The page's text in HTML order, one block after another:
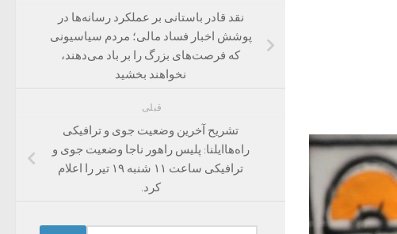
نقد قادر باستانی بر عملکرد رسانه‌ها در
پوشش اخبار فساد مالی؛ مردم سیاسیونی
که فرصت‌های بزرگ را بر باد می‌دهند،
نخواهند بخشید
قبلی
تشریح آخرین وضعیت جوی و ترافیکی
راه‌هاایلنا: پلیس راهور ناجا وضعیت جوی و
ترافیکی ساعت ۱۱ شنبه ۱۹ تیر را اعلام
کرد.